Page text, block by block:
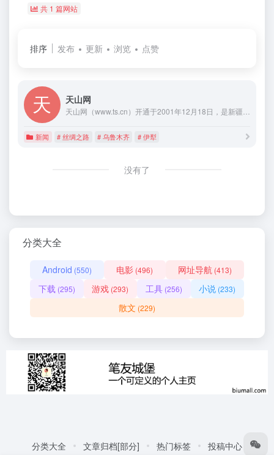
共 1 篇网站
排序 发布 更新 浏览 点赞
天山网
新闻 # 丝绸之路 # 乌鲁木齐 # 伊犁
没有了
分类大全
Android (550) 电影 (496) 网址导航 (413)
下载 (295) 游戏 (293) 工具(256) 小说 (233)
散文 (229)
分类大全 文章归档[部分] 热门标签 投稿中心